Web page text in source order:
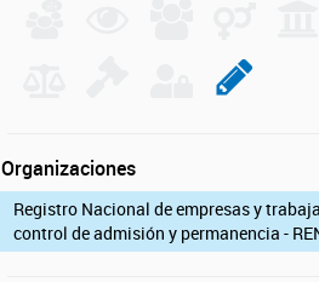
Organizaciones
Registro Nacional de empresas y
control de admisión y permanencia -